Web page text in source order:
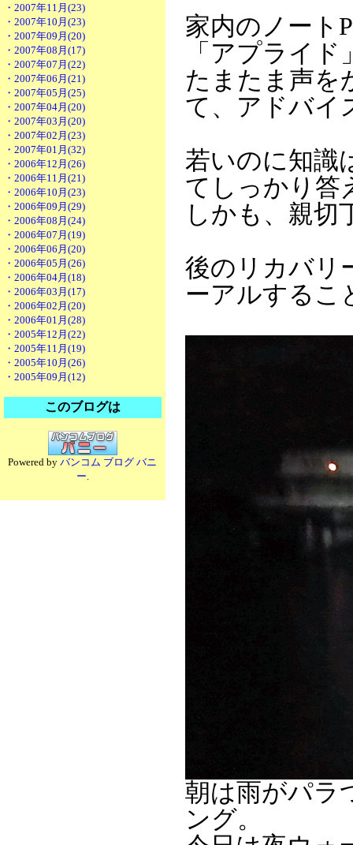
・2007年11月(23)
・2007年10月(23)
・2007年09月(20)
・2007年08月(17)
・2007年07月(22)
・2007年06月(21)
・2007年05月(25)
・2007年04月(20)
・2007年03月(20)
・2007年02月(23)
・2007年01月(32)
・2006年12月(26)
・2006年11月(21)
・2006年10月(23)
・2006年09月(29)
・2006年08月(24)
・2006年07月(19)
・2006年06月(20)
・2006年05月(26)
・2006年04月(18)
・2006年03月(17)
・2006年02月(20)
・2006年01月(28)
・2005年12月(22)
・2005年11月(19)
・2005年10月(26)
・2005年09月(12)
このブログは
Powered byバンコム ブログ バニ
ー.
家内のノート
「アプライ
たまたま声を
て、アドバイ
若いのに知識
てしっかり答
しかも、親切
後のリカバリ
ーアルするこ
朝は雨がパラ
ング。